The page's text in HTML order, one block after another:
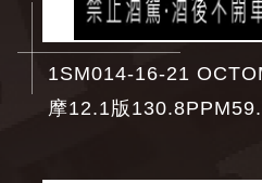
1SM014-16-21
摩12.1版